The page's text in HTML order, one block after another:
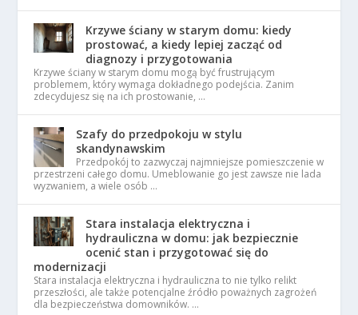
Krzywe ściany w starym domu: kiedy
prostować, a kiedy lepiej zacząć od
diagnozy i przygotowania
Krzywe ściany w starym domu mogą być frustrującym
problemem, który wymaga dokładnego podejścia. Zanim
zdecydujesz się na ich prostowanie, …
Szafy do przedpokoju w stylu
skandynawskim
Przedpokój to zazwyczaj najmniejsze pomieszczenie w
przestrzeni całego domu. Umeblowanie go jest zawsze nie lada
wyzwaniem, a wiele osób …
Stara instalacja elektryczna i
hydrauliczna w domu: jak bezpiecznie
ocenić stan i przygotować się do
modernizacji
Stara instalacja elektryczna i hydrauliczna to nie tylko relikt
przeszłości, ale także potencjalne źródło poważnych zagrożeń
dla bezpieczeństwa domowników. …